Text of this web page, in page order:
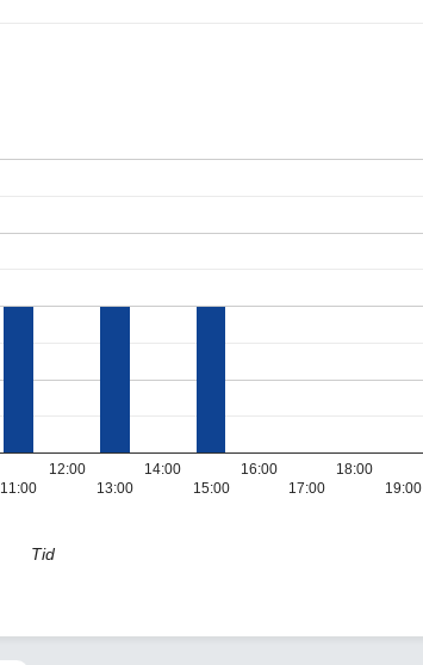
11:00
12:00
13:00
14:00
15:00
16:00
17:00
18:00
19:00
Tid